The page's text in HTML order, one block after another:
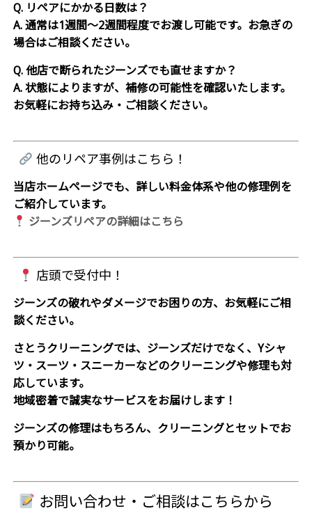
Q. リペアにかかる日数は？
A. 通常は1週間〜2週間程度でお渡し可能です。お急ぎの
場合はご相談ください。
Q. 他店で断られたジーンズでも直せますか？
A. 状態によりますが、補修の可能性を確認いたします。
お気軽にお持ち込み・ご相談ください。
他のリペア事例はこちら！
当店ホームページでも、詳しい料金体系や他の修理例を
ご紹介しています。
ジーンズリペアの詳細はこちら
店頭で受付中！
ジーンズの破れやダメージでお困りの方、お気軽にご相
談ください。
さとうクリーニングでは、ジーンズだけでなく、Yシャ
ツ・スーツ・スニーカーなどのクリーニングや修理も対
応しています。
地域密着で誠実なサービスをお届けします！
ジーンズの修理はもちろん、 クリーニングとセットでお
預かり可能。
お問い合わせ・ご相談はこちらから